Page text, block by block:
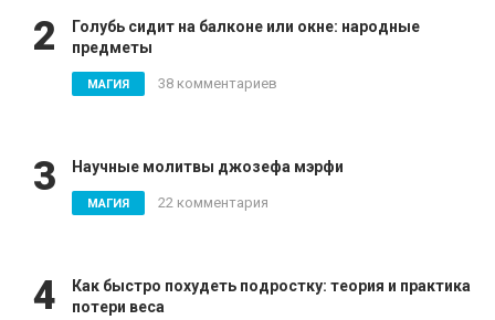
2
Голубь сидит на балконе или окне: народные
предметы
МАГИЯ 38 комментариев
3 Научные молитвы джозефа мэрфи
МАГИЯ 22 комментария
4
Как быстро похудеть подростку: теория и практика
потери веса